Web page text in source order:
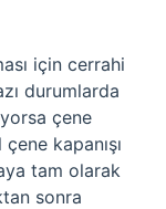
için cerrahi
durumlarda
çene
kapanışı
tam olarak
sonra